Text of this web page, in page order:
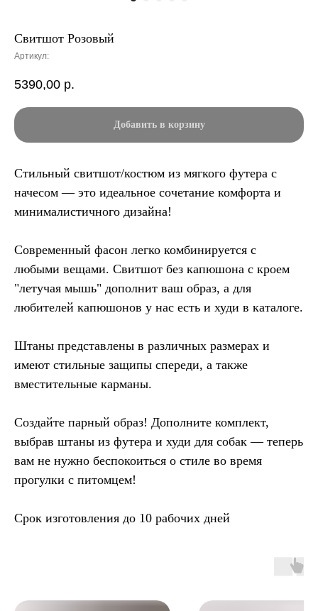
Свитшот Розовый
Артикул:
5390,00 р.
Добавить в корзину
Стильный свитшот/костюм из мягкого футера с
начесом — это идеальное сочетание комфорта и
минималистичного дизайна!
Современный фасон легко комбинируется с
любыми вещами. Свитшот без капюшона с кроем
"летучая мышь" дополнит ваш образ, а для
любителей капюшонов у нас есть и худи в каталоге.
Штаны представлены в различных размерах и
имеют стильные защипы спереди, а также
вместительные карманы.
Создайте парный образ! Дополните комплект,
выбрав штаны из футера и худи для собак — теперь
вам не нужно беспокоиться о стиле во время
прогулки с питомцем!
Срок изготовления до 10 рабочих дней